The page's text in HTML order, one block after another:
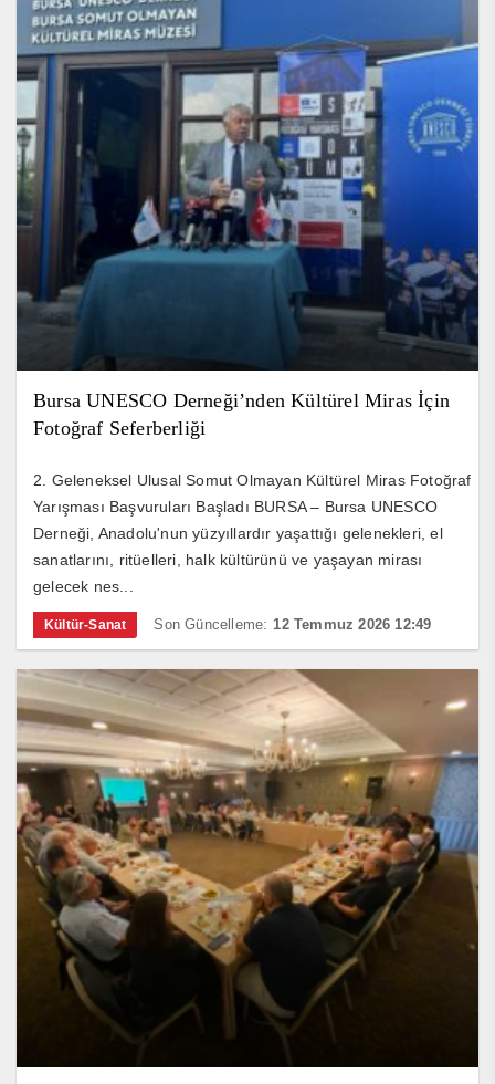
Bursa UNESCO Derneği’nden Kültürel Miras İçin
Fotoğraf Seferberliği
2. Geleneksel Ulusal Somut Olmayan Kültürel Miras Fotoğraf
Yarışması Başvuruları Başladı BURSA – Bursa UNESCO
Derneği, Anadolu'nun yüzyıllardır yaşattığı gelenekleri, el
sanatlarını, ritüelleri, halk kültürünü ve yaşayan mirası
gelecek nes...
Kültür-Sanat Son Güncelleme: 12 Temmuz 2026 12:49